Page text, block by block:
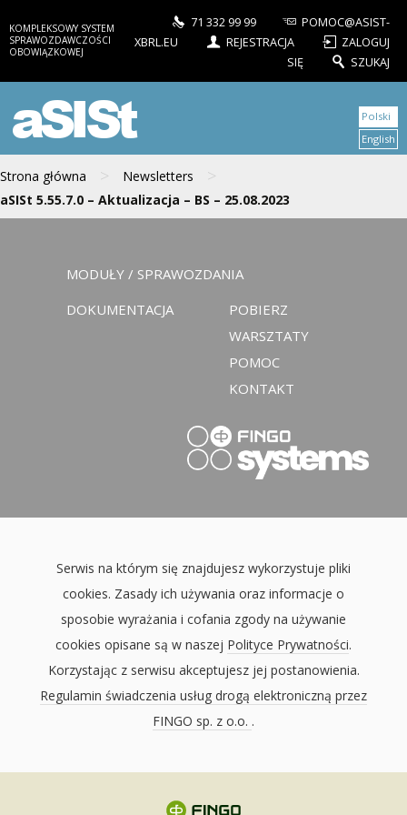
KOMPLEKSOWY SYSTEM
SPRAWOZDAWCZOŚCI
OBOWIĄZKOWEJ
71 332 99 99
POMOC@ASIST-
XBRL.EU
REJESTRACJA
ZALOGUJ
SIĘ
SZUKAJ
aSISt
Strona główna > Newsletters >
aSISt 5.55.7.0 – Aktualizacja – BS – 25.08.2023
Polski
English
MODUŁY / SPRAWOZDANIA
DOKUMENTACJA
POBIERZ
WARSZTATY
POMOC
KONTAKT
Serwis na którym się znajdujesz wykorzystuje pliki
cookies. Zasady ich używania oraz informacje o
sposobie wyrażania i cofania zgody na używanie
cookies opisane są w naszej Polityce Prywatności.
Korzystając z serwisu akceptujesz jej postanowienia.
Regulamin świadczenia usług drogą elektroniczną przez
FINGO sp. z o.o. .